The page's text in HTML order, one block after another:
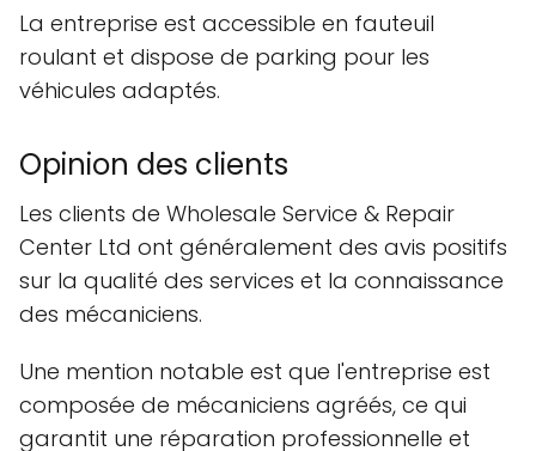
La entreprise est accessible en fauteuil
roulant et dispose de parking pour les
véhicules adaptés.
Opinion des clients
Les clients de Wholesale Service & Repair
Center Ltd ont généralement des avis positifs
sur la qualité des services et la connaissance
des mécaniciens.
Une mention notable est que l'entreprise est
composée de mécaniciens agréés, ce qui
garantit une réparation professionnelle et